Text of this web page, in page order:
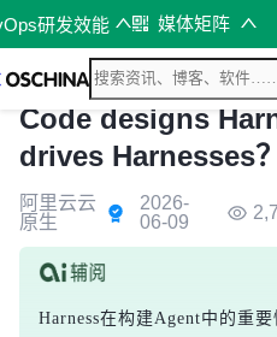
研发效能 媒体矩阵
Code designs
drives Harnesses？
阿里云云
原生
2026-
06-09
Harness在构建Agent中的重